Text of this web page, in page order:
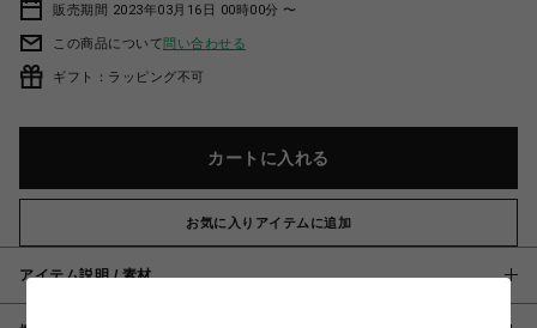
販売期間 2023年03月16日 00時00分 〜
この商品について問い合わせる
ギフト：ラッピング不可
カートに入れる
お気に入りアイテムに追加
アイテム説明 / 素材